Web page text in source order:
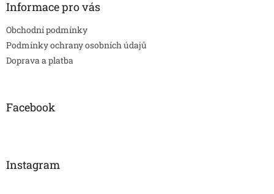
Informace pro vás
Obchodní podmínky
Podmínky ochrany osobních údajů
Doprava a platba
Facebook
Instagram